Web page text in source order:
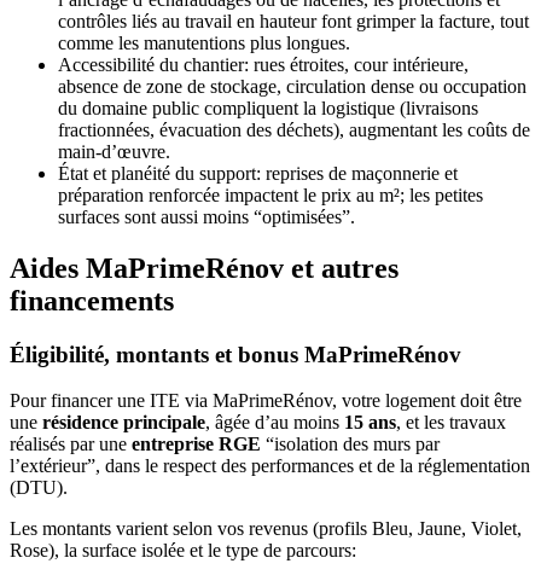
contrôles liés au travail en hauteur font grimper la facture, tout
comme les manutentions plus longues.
Accessibilité du chantier: rues étroites, cour intérieure,
absence de zone de stockage, circulation dense ou occupation
du domaine public compliquent la logistique (livraisons
fractionnées, évacuation des déchets), augmentant les coûts de
main-d’œuvre.
État et planéité du support: reprises de maçonnerie et
préparation renforcée impactent le prix au m²; les petites
surfaces sont aussi moins “optimisées”.
Aides MaPrimeRénov et autres
financements
Éligibilité, montants et bonus MaPrimeRénov
Pour financer une ITE via MaPrimeRénov, votre logement doit être
une résidence principale, âgée d’au moins 15 ans, et les travaux
réalisés par une entreprise RGE “isolation des murs par
l’extérieur”, dans le respect des performances et de la réglementation
(DTU).
Les montants varient selon vos revenus (profils Bleu, Jaune, Violet,
Rose), la surface isolée et le type de parcours: